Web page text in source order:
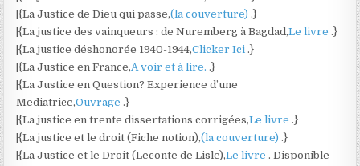
|{La Justice de Dieu qui passe,(la couverture).}
|{La justice des vainqueurs : de Nuremberg à Bagdad,Le livre.}
|{La justice déshonorée 1940-1944,Clicker Ici.}
|{La Justice en France,A voir et à lire..}
|{La Justice en Question? Experience d’une
Mediatrice,Ouvrage.}
|{La justice en trente dissertations corrigées,Le livre.}
|{La justice et le droit (Fiche notion),(la couverture).}
|{La Justice et le Droit (Leconte de Lisle),Le livre. Disponible